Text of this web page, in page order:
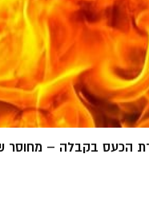
הכעס בקבלה – מחוסר